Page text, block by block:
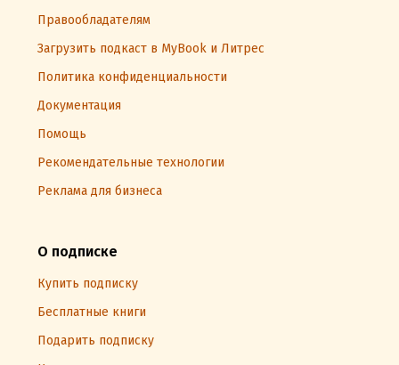
Правообладателям
Загрузить подкаст в MyBook и Литрес
Политика конфиденциальности
Документация
Помощь
Рекомендательные технологии
Реклама для бизнеса
О подписке
Купить подписку
Бесплатные книги
Подарить подписку